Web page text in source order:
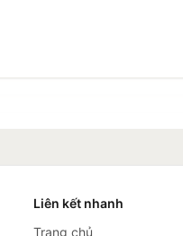
Liên kết nhanh
Trang chủ